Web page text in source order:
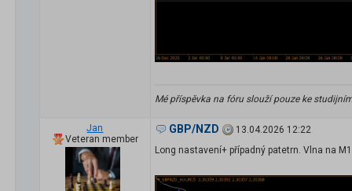
Mé příspěvka na fóru slouží pouze ke
Jan
Veteran member
GBP/NZD
13.04.2026 12:22
Long nastavení+ případný patetrn. Vlna na